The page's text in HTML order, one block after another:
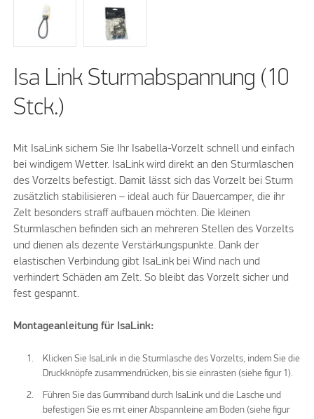
Isa Link Sturmabspannung (10
Stck.)
Mit IsaLink sichern Sie Ihr Isabella-Vorzelt schnell und einfach
bei windigem Wetter. IsaLink wird direkt an den Sturmlaschen
des Vorzelts befestigt. Damit lässt sich das Vorzelt bei Sturm
zusätzlich stabilisieren – ideal auch für Dauercamper, die ihr
Zelt besonders straff aufbauen möchten. Die kleinen
Sturmlaschen befinden sich an mehreren Stellen des Vorzelts
und dienen als dezente Verstärkungspunkte. Dank der
elastischen Verbindung gibt IsaLink bei Wind nach und
verhindert Schäden am Zelt. So bleibt das Vorzelt sicher und
fest gespannt.
Montageanleitung für IsaLink:
Klicken Sie IsaLink in die Sturmlasche des Vorzelts, indem Sie die
Druckknöpfe zusammendrücken, bis sie einrasten (siehe figur 1).
Führen Sie das Gummiband durch IsaLink und die Lasche und
befestigen Sie es mit einer Abspannleine am Boden (siehe figur